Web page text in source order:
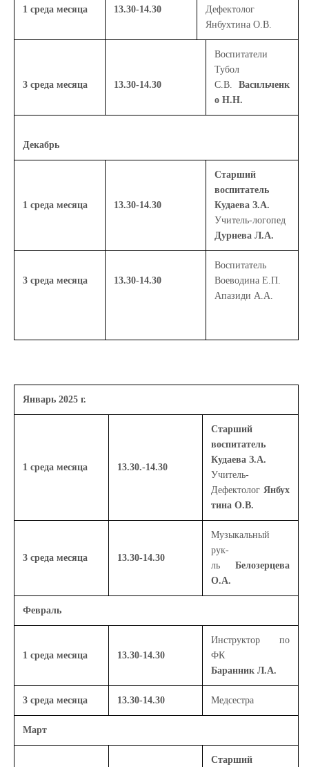
1 среда месяца 13.30-14.30
Дефектолог
Янбухтина О.В.
3 среда месяца 13.30-14.30
Воспитатели
Тубол
С.В. Васильченк
о Н.Н.
Декабрь
1 среда месяца 13.30-14.30
Старший
воспитатель
Кудаева З.А.
Учитель-логопед
Дурнева Л.А.
3 среда месяца 13.30-14.30
Воспитатель
Воеводина Е.П.
Апазиди А.А.
Январь 2025 г.
1 среда месяца 13.30.-14.30
Старший
воспитатель
Кудаева З.А.
Учитель-
Дефектолог Янбух
тина О.В.
3 среда месяца 13.30-14.30
Музыкальный
рук-
ль Белозерцева
О.А.
Февраль
1 среда месяца 13.30-14.30
Инструктор по
ФК
Баранник Л.А.
3 среда месяца 13.30-14.30 Медсестра
Март
Старший